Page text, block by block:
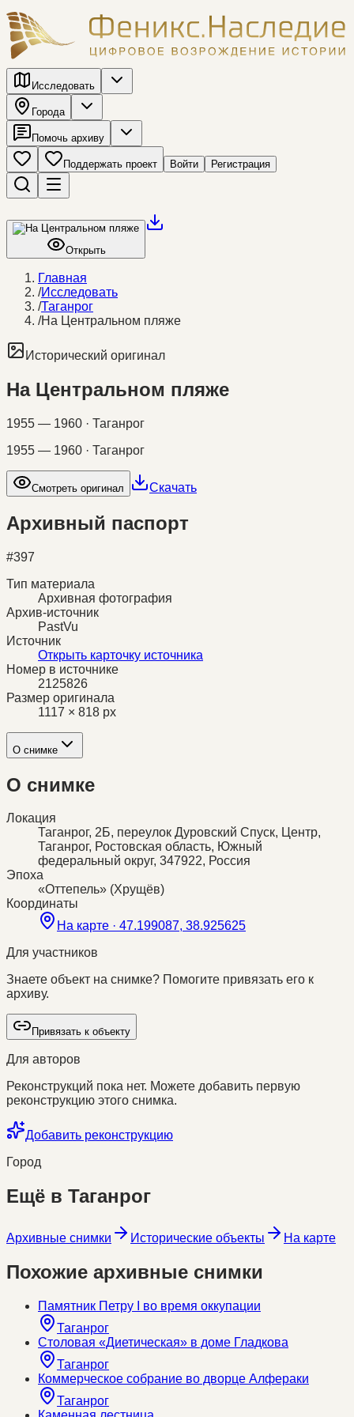
Исследовать
Города
Помочь архиву
Поддержать проект Войти Регистрация
Открыть
Главная
/Исследовать
/Таганрог
/На Центральном пляже
Исторический оригинал
На Центральном пляже
1955 — 1960 · Таганрог
1955 — 1960 · Таганрог
Смотреть оригинал Скачать
Архивный паспорт
#397
Тип материала
Архивная фотография
Архив-источник
PastVu
Источник
Открыть карточку источника
Номер в источнике
2125826
Размер оригинала
1117 × 818 px
О снимке
О снимке
Локация
Таганрог, 2Б, переулок Дуровский Спуск, Центр,
Таганрог, Ростовская область, Южный
федеральный округ, 347922, Россия
Эпоха
«Оттепель» (Хрущёв)
Координаты
На карте · 47.199087, 38.925625
Для участников
Знаете объект на снимке? Помогите привязать его к
архиву.
Привязать к объекту
Для авторов
Реконструкций пока нет. Можете добавить первую
реконструкцию этого снимка.
Добавить реконструкцию
Город
Ещё в Таганрог
Архивные снимки Исторические объекты На карте
Похожие архивные снимки
Памятник Петру I во время оккупации
Таганрог
Столовая «Диетическая» в доме Гладкова
Таганрог
Коммерческое собрание во дворце Алфераки
Таганрог